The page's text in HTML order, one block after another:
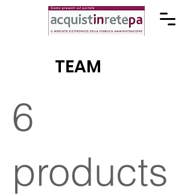
TEAM
6
products